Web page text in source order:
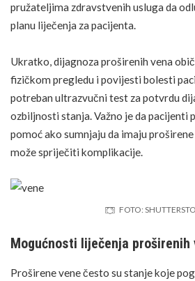
pružateljima zdravstvenih usluga da
planu liječenja za pacijenta.
Ukratko, dijagnoza proširenih vena
fizičkom pregledu i povijesti bolesti
potreban ultrazvučni test za potvrdu
ozbiljnosti stanja. Važno je da pacijenti
pomoć ako sumnjaju da imaju
može spriječiti komplikacije.
FOTO:
Mogućnosti liječenja proširenih
Proširene vene često su stanje koje